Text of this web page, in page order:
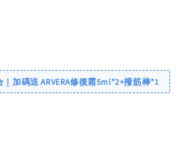
加碼送 ARVERA修復霜5ml*2+撥筋棒*1